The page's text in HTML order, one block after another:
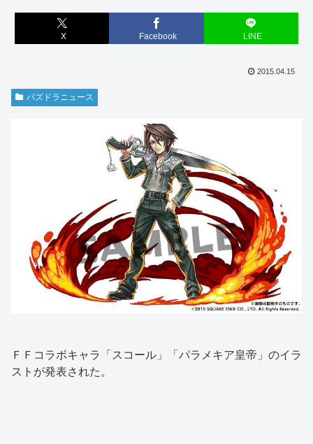
X Facebook LINE
2015.04.15
パズドラニュース
ＦＦコラボキャラ「スコール」「パラメキア皇帝」のイラ
ストが発表された。